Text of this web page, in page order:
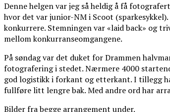
Denne helgen var jeg så heldig å få
hvor det var junior-NM i Scoot
konkurrere. Stemningen var «laid back» og
mellom konkurranseomgangene.
På søndag var det duket for Drammen
fotografering i stedet. Nærmere 4000
god logistikk i forkant og etterkant. I tillegg
fullføre litt lengre bak. Med andre ord har
Bilder fra begge arrangement under.